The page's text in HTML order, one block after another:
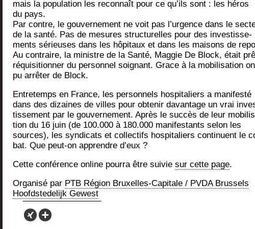
mais la popu­la­tion les recon­naît pour ce qu’ils sont : les héros
du pays.
Par contre, le gou­ver­ne­ment ne voit pas l’ur­gence dans le
de la san­té. Pas de mesures struc­tu­relles pour des inves­tis­se­
ments sérieuses dans les hôpi­taux et dans les mai­sons de
Au contraire, la ministre de la San­té, Mag­gie De Block, était
réqui­si­tion­ner du per­son­nel soi­gnant. Grace à la mobi­li­sa­tion
pu arrê­ter de Block.
Entre­temps en France, les per­son­nels hos­pi­ta­liers a mani­fes­té
dans des dizaines de villes pour obte­nir davan­tage un vrai
tis­se­ment par le gou­ver­ne­ment. Après le suc­cès de leur
tion du 16 juin (de 100.000 à 180.000 mani­fes­tants selon les
sources), les syn­di­cats et col­lec­tifs hos­pi­ta­liers conti­nuent le
bat. Que peut-on apprendre d’eux ?
Cette confé­rence online pour­ra être sui­vie sur cette page.
Orga­ni­sé par PTB Région Bruxelles-Capi­tale / PVDA Brus­sels
Hoofd­ste­de­lijk Gewest